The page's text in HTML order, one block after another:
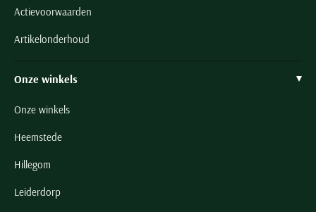
Actievoorwaarden
Artikelonderhoud
Onze winkels
Onze winkels
Heemstede
Hillegom
Leiderdorp